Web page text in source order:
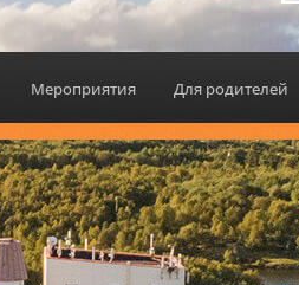
Мероприятия Для родителей